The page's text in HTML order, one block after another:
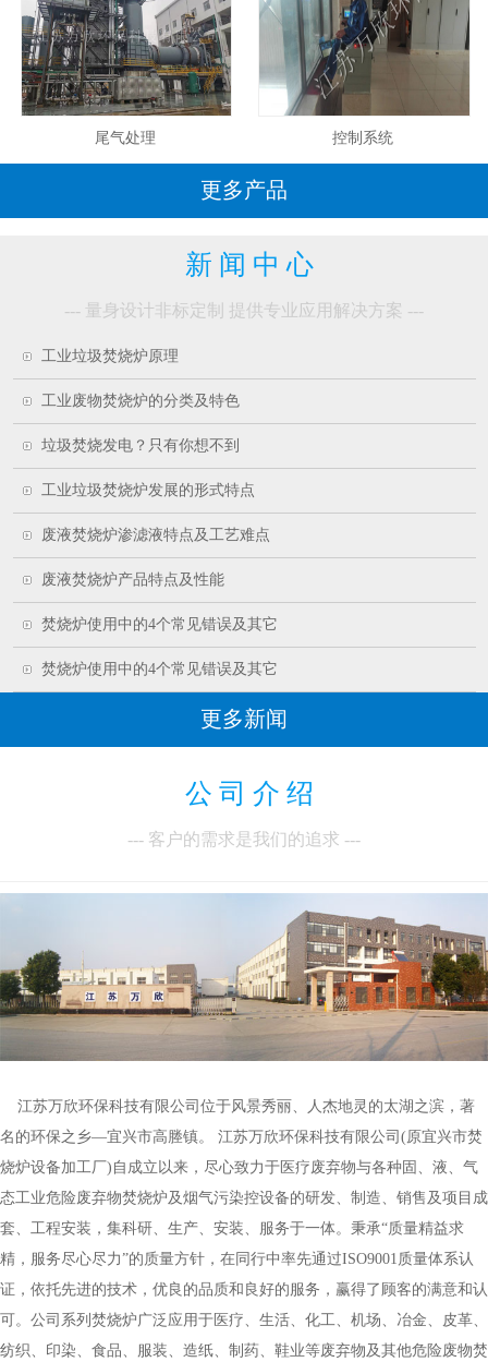
尾气处理 控制系统
更多产品
新 闻 中 心
--- 量身设计非标定制 提供专业应用解决方案 ---
工业垃圾焚烧炉原理
工业废物焚烧炉的分类及特色
垃圾焚烧发电？只有你想不到
工业垃圾焚烧炉发展的形式特点
废液焚烧炉渗滤液特点及工艺难点
废液焚烧炉产品特点及性能
焚烧炉使用中的4个常见错误及其它
焚烧炉使用中的4个常见错误及其它
更多新闻
公 司 介 绍
--- 客户的需求是我们的追求 ---
江苏万欣环保科技有限公司位于风景秀丽、人杰地灵的太湖之滨，著
名的环保之乡—宜兴市高塍镇。 江苏万欣环保科技有限公司(原宜兴市焚
烧炉设备加工厂)自成立以来，尽心致力于医疗废弃物与各种固、液、气
态工业危险废弃物焚烧炉及烟气污染控设备的研发、制造、销售及项目成
套、工程安装，集科研、生产、安装、服务于一体。秉承“质量精益求
精，服务尽心尽力”的质量方针，在同行中率先通过ISO9001质量体系认
证，依托先进的技术，优良的品质和良好的服务，赢得了顾客的满意和认
可。公司系列焚烧炉广泛应用于医疗、生活、化工、机场、冶金、皮革、
纺织、印染、食品、服装、造纸、制药、鞋业等废弃物及其他危险废物焚